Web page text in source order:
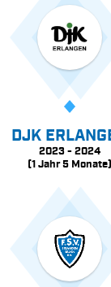
DJK
2023 - 2024
(1 Jahr 5 Monate)